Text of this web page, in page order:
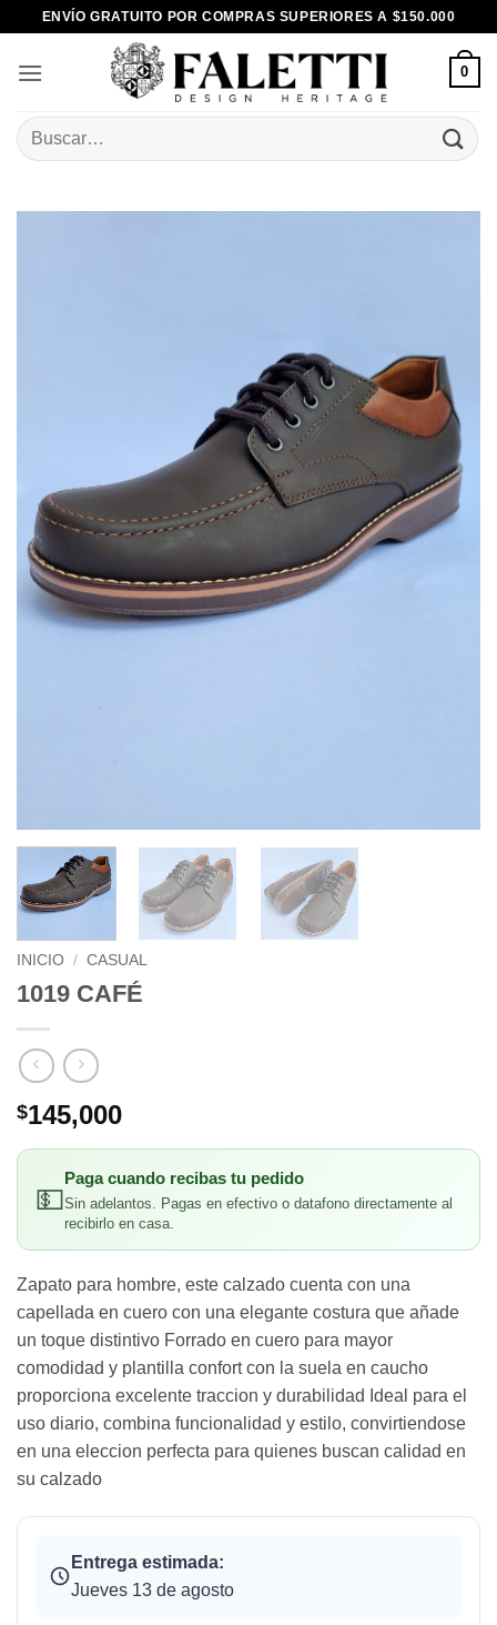
content
ENVÍO GRATUITO POR COMPRAS SUPERIORES A $150.000
0
Buscar
por:
INICIO / CASUAL
1019 CAFÉ
$145,000
💵
Paga cuando recibas tu pedido
Sin adelantos. Pagas en efectivo o datafono directamente al
recibirlo en casa.
Zapato para hombre, este calzado cuenta con una
capellada en cuero con una elegante costura que añade
un toque distintivo Forrado en cuero para mayor
comodidad y plantilla confort con la suela en caucho
proporciona excelente traccion y durabilidad Ideal para el
uso diario, combina funcionalidad y estilo, convirtiendose
en una eleccion perfecta para quienes buscan calidad en
su calzado
Entrega estimada:
Jueves 13 de agosto